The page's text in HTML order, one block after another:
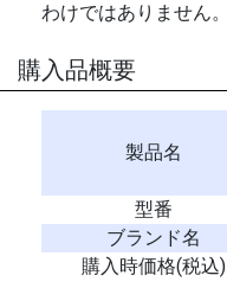
わけではありません。
購入品概要
製品名
型番
ブランド名
購入時価格(税込)